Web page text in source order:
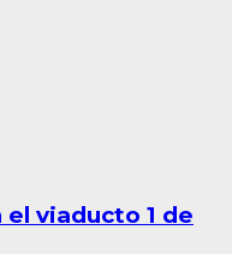
viaducto 1 de